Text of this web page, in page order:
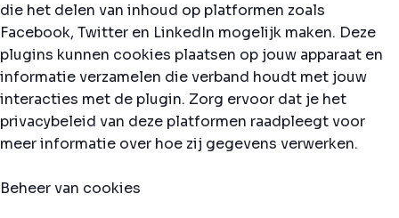
die het delen van inhoud op platformen zoals
Facebook, Twitter en LinkedIn mogelijk maken. Deze
plugins kunnen cookies plaatsen op jouw apparaat en
informatie verzamelen die verband houdt met jouw
interacties met de plugin. Zorg ervoor dat je het
privacybeleid van deze platformen raadpleegt voor
meer informatie over hoe zij gegevens verwerken.
Beheer van cookies